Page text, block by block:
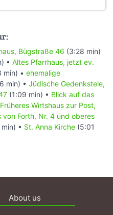
Bügstraße 46 (3:28 min)
• Altes Pfarrhaus, jetzt ev.
min) • ehemalige
min) • Jüdische Gedenkstele,
(1:09 min) • Blick auf das
Früheres Wirtshaus zur Post,
von Forth, Nr. 4 und oberes
• St. Anna Kirche (5:01
About us